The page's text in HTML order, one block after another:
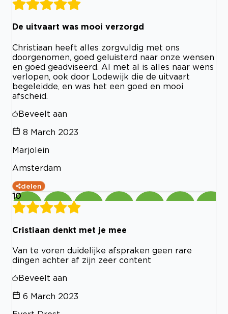
De uitvaart was mooi verzorgd
Christiaan heeft alles zorgvuldig met ons
doorgenomen, goed geluisterd naar onze wensen
en goed geadviseerd. Al met al is alles naar wens
verlopen, ook door Lodewijk die de uitvaart
begeleidde, en was het een goed en mooi
afscheid.
Beveelt aan
8 March 2023
Marjolein
Amsterdam
delen
10
Cristiaan denkt met je mee
Van te voren duidelijke afspraken geen rare
dingen achter af zijn zeer content
Beveelt aan
6 March 2023